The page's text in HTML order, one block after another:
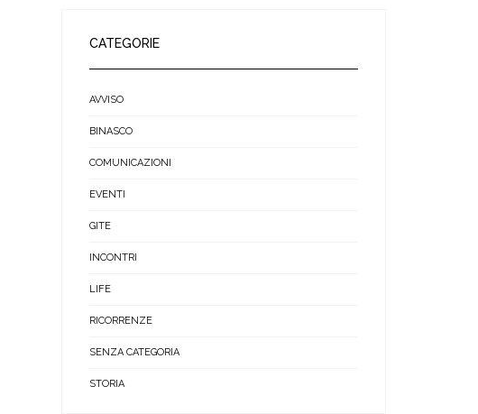
CATEGORIE
AVVISO
BINASCO
COMUNICAZIONI
EVENTI
GITE
INCONTRI
LIFE
RICORRENZE
SENZA CATEGORIA
STORIA